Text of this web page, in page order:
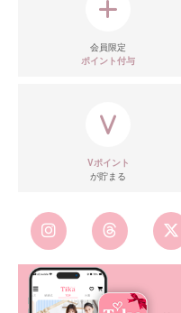
会員限定
ポイント付与
Vポイント
が貯まる